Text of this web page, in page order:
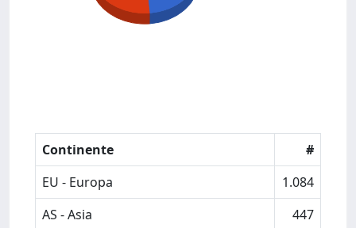
Continente
#
EU - Europa
1.084
AS - Asia
447